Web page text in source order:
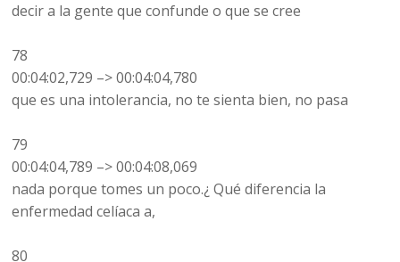
decir a la gente que confunde o que se cree
78
00:04:02,729 –> 00:04:04,780
que es una intolerancia, no te sienta bien, no pasa
79
00:04:04,789 –> 00:04:08,069
nada porque tomes un poco.¿ Qué diferencia la
enfermedad celíaca a,
80